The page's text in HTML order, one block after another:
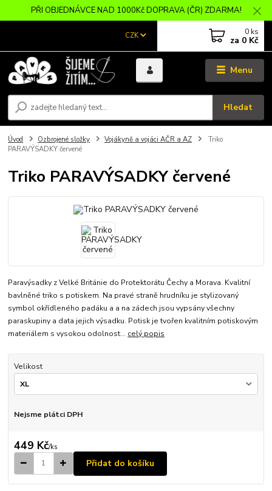
PŘI OBJEDNÁVCE NAD 1000Kč DOPRAVA (ČR) ZDARMA!
Menu
CZK
Hledat
0 ks
za 0 Kč
Úvod Ozbrojené složky Vojákyně a vojáci AČR a AZ
Triko
PARAVÝSADKY červené
Triko PARAVÝSADKY červené
Paravýsadky z Velké Británie do Protektorátu Čechy a Morava. Kvalitní
bavlněné triko s potiskem. Na pravé straně hrudníku je stylizovaný
symbol okřídleného padáku a a na zádech jsou vypsány všechny
paraskupiny a data jejich výsadku. Potisk je tvořen kvalitním potiskovým
materiálem s vysokou odolnost... celý popis
Velikost
Nejsme plátci DPH
449 Kč/ks
Přidat do košíku